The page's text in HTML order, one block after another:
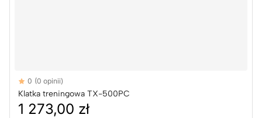
Reviews
0 (0 opinii)
Klatka treningowa TX-500PC
1 273,00 zł